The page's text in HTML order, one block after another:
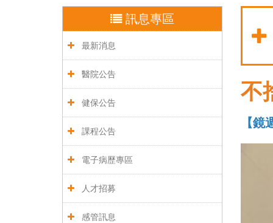
訊息專區
最新消息
醫院公告
健保公告
課程公告
電子病歷專區
人才招募
感管訊息
不
【鏡